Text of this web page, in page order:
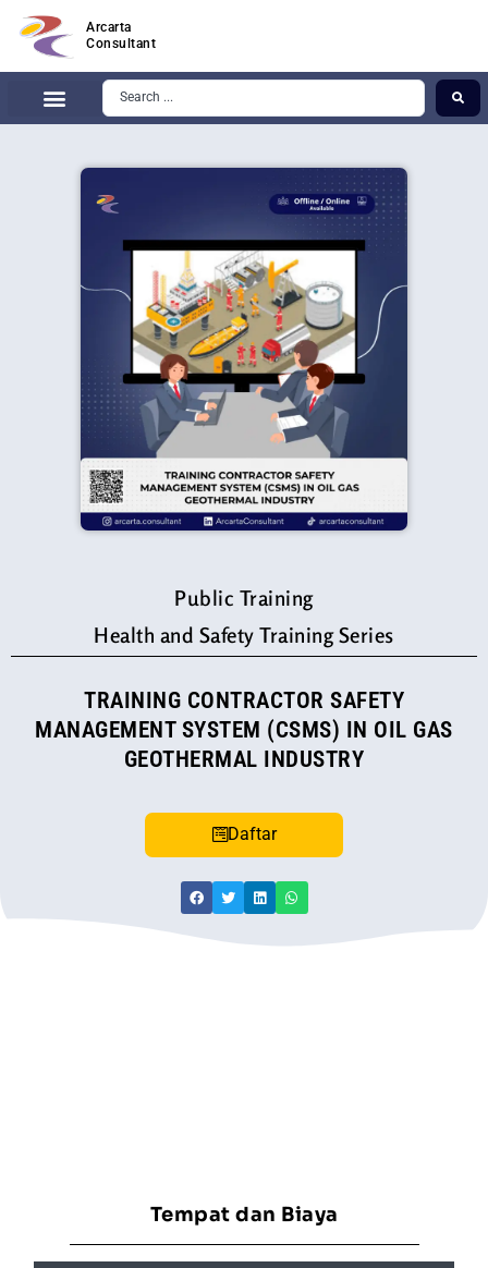
Arcarta
Consultant
Public Training
Health and Safety Training Series
TRAINING CONTRACTOR SAFETY
MANAGEMENT SYSTEM (CSMS) IN OIL GAS
GEOTHERMAL INDUSTRY
Daftar
Tempat dan Biaya